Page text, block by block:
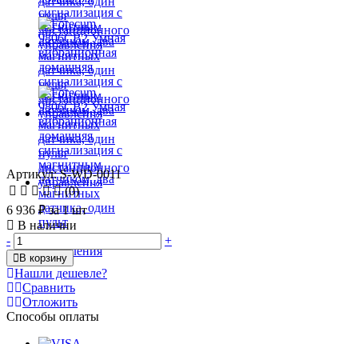
Артикул: S-WD-0011
(0)
6 936 ₽за 1 шт
В наличии
-
+
В корзину
Нашли дешевле?
Сравнить
Отложить
Способы оплаты